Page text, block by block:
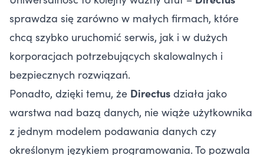
sprawdza się zarówno w małych firmach, które
chcą szybko uruchomić serwis, jak i w dużych
korporacjach potrzebujących skalowalnych i
bezpiecznych rozwiązań.
Ponadto, dzięki temu, że Directus działa jako
warstwa nad bazą danych, nie wiąże użytkownika
z jednym modelem podawania danych czy
określonym językiem programowania. To pozwala